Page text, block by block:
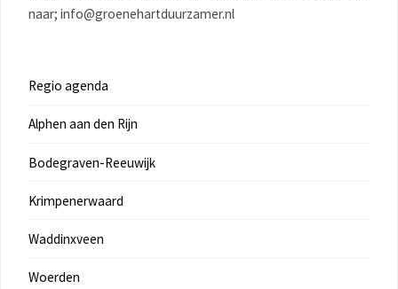
naar; info@groenehartduurzamer.nl
Regio agenda
Alphen aan den Rijn
Bodegraven-Reeuwijk
Krimpenerwaard
Waddinxveen
Woerden